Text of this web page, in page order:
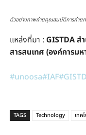
ตัวอย่างภาพถ่ายคุณสมบัติการถ่ายภ
แหล่งที่มา : GISTDA ส
สารสนเทศ (องค์การม
#unoosa#IAF
TAGS Technology เทค